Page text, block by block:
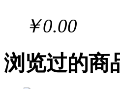
￥0.00
浏览过的商